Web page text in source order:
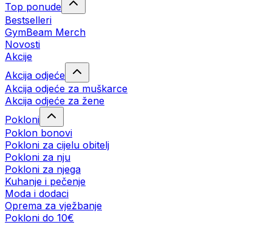
Top ponude
Bestselleri
GymBeam Merch
Novosti
Akcije
Akcija odjeće
Akcija odjeće za muškarce
Akcija odjeće za žene
Pokloni
Poklon bonovi
Pokloni za cijelu obitelj
Pokloni za nju
Pokloni za njega
Kuhanje i pečenje
Moda i dodaci
Oprema za vježbanje
Pokloni do 10€